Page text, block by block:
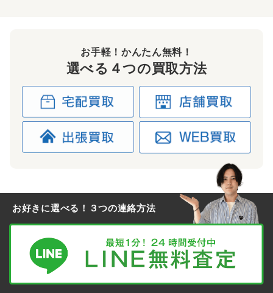
お手軽！かんたん無料！
選べる４つの買取方法
お好きに選べる！３つの連絡方法